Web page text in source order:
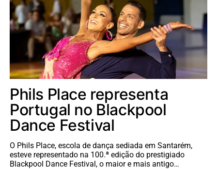
Phils Place representa
Portugal no Blackpool
Dance Festival
O Phils Place, escola de dança sediada em Santarém,
esteve representado na 100.ª edição do prestigiado
Blackpool Dance Festival, o maior e mais antigo…